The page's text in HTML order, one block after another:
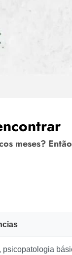
meses?
psicopatologia